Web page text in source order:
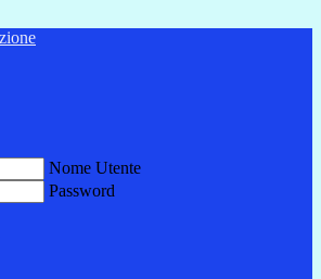
Nome Utente
Password